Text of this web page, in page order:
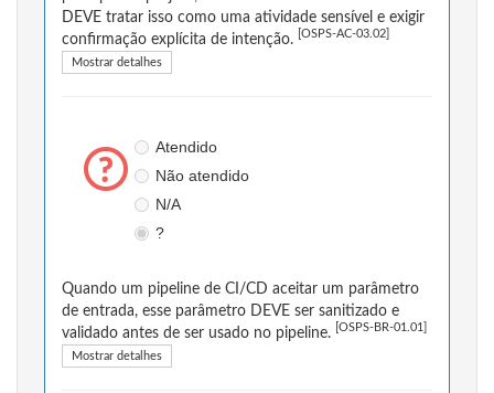
DEVE tratar isso como uma atividade sensível e exigir
confirmação explícita de intenção.
[OSPS-AC-03.02]
Mostrar detalhes
Atendido
Não atendido
N/A
?
Quando um pipeline de CI/CD aceitar um parâmetro
de entrada, esse parâmetro DEVE ser sanitizado e
validado antes de ser usado no pipeline.
[OSPS-BR-01.01]
Mostrar detalhes